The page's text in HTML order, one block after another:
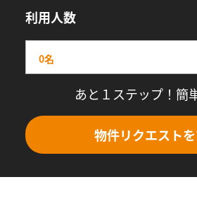
利用人数
あと１ステップ！簡
物件リクエスト